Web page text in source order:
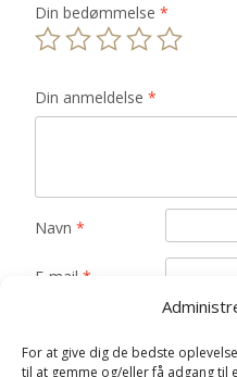
For at give dig de bedste
til at gemme og/eller få adgang til
Din bedømmelse *
Din anmeldelse *
Navn *
E-mail *
Gem mit navn, mail og
næste gang jeg